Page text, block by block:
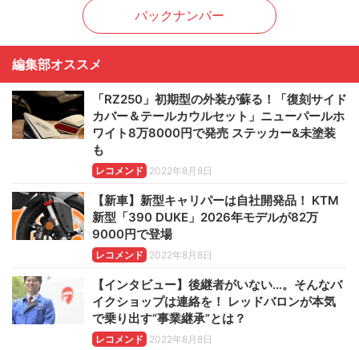
バックナンバー
編集部オススメ
「RZ250」初期型の外装が蘇る！「復刻サイド
カバー＆テールカウルセット」ニューパールホ
ワイト8万8000円で発売 ステッカー&未塗装
も
レコメンド 2022年8月8日
【新車】新型キャリパーは自社開発品！ KTM
新型「390 DUKE」2026年モデルが82万
9000円で登場
レコメンド 2022年8月8日
【インタビュー】後継者がいない…。そんなバ
イクショップは連絡を！ レッドバロンが本気
で乗り出す“事業継承”とは？
レコメンド 2022年8月8日